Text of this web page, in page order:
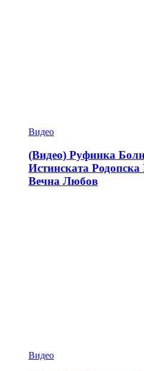
Видео
(Видео) Руфинка
Истинската
Вечна Любов
Видео